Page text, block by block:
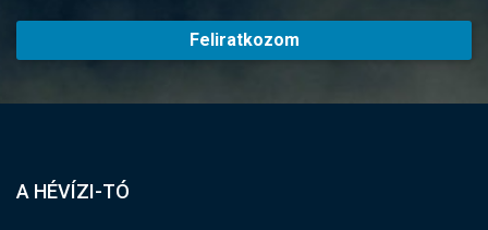
Feliratkozom
A HÉVÍZI-TÓ